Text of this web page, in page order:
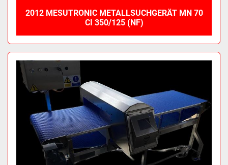
2012 MESUTRONIC METALLSUCHGERÄT MN 70
CI 350/125 (NF)